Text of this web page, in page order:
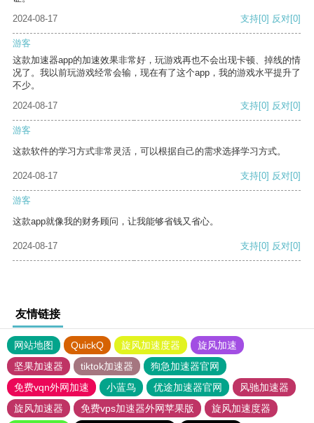
2024-08-17
支持[0] 反对[0]
游客
这款加速器app的加速效果非常好，玩游戏再也不会出现卡顿、掉线的情
况了。我以前玩游戏经常会输，现在有了这个app，我的游戏水平提升了
不少。
2024-08-17
支持[0] 反对[0]
游客
这款软件的学习方式非常灵活，可以根据自己的需求选择学习方式。
2024-08-17 支持[0] 反对[0]
游客
这款app就像我的财务顾问，让我能够省钱又省心。
2024-08-17 支持[0] 反对[0]
友情链接
网站地图 QuickQ 旋风加速度器
旋风加速
坚果加速器
tiktok加速器
狗急加速器官网
免费vqn外网加速
小蓝鸟 优途加速器官网
风驰加速器
旋风加速器
免费vps加速器外网苹果版
旋风加速度器